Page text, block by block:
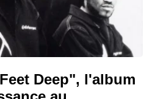
Deep", l'album